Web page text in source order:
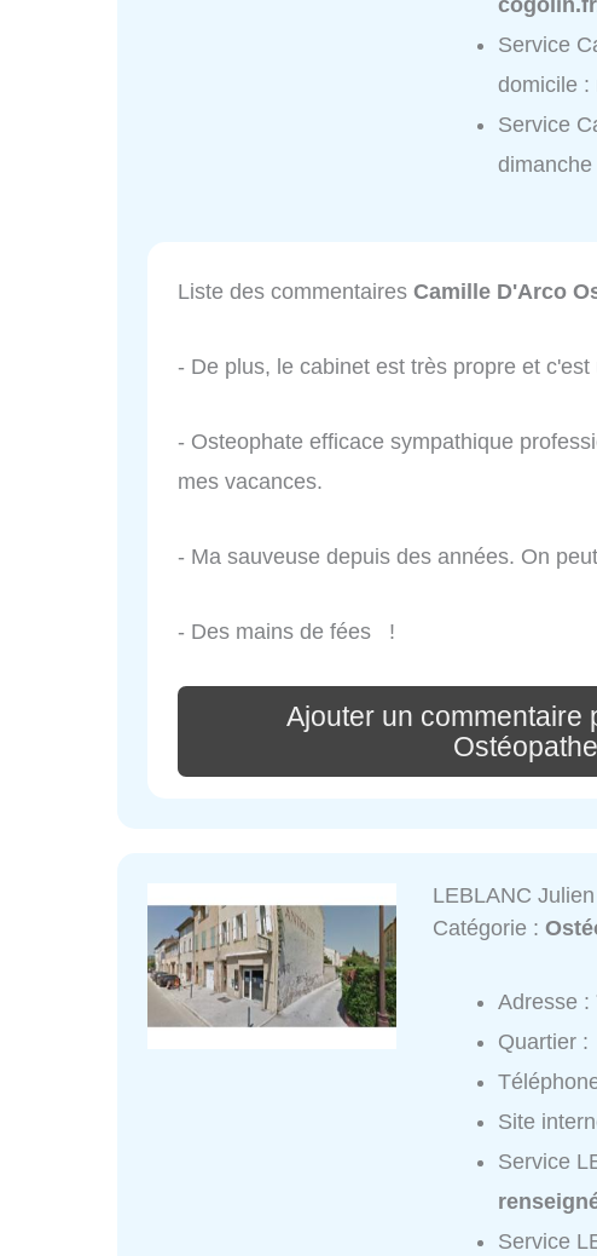
Service
domicile :
Service
dimanche
Liste des commentaires Camille D'Arco
- De plus, le cabinet est très propre et
- Osteophate efficace sympathique
mes vacances.
- Ma sauveuse depuis des années. On
- Des mains de fées !
Ajouter un commentaire
LEBLANC Julien
Catégorie :
Adresse :
Quartier :
Site
Service
Service